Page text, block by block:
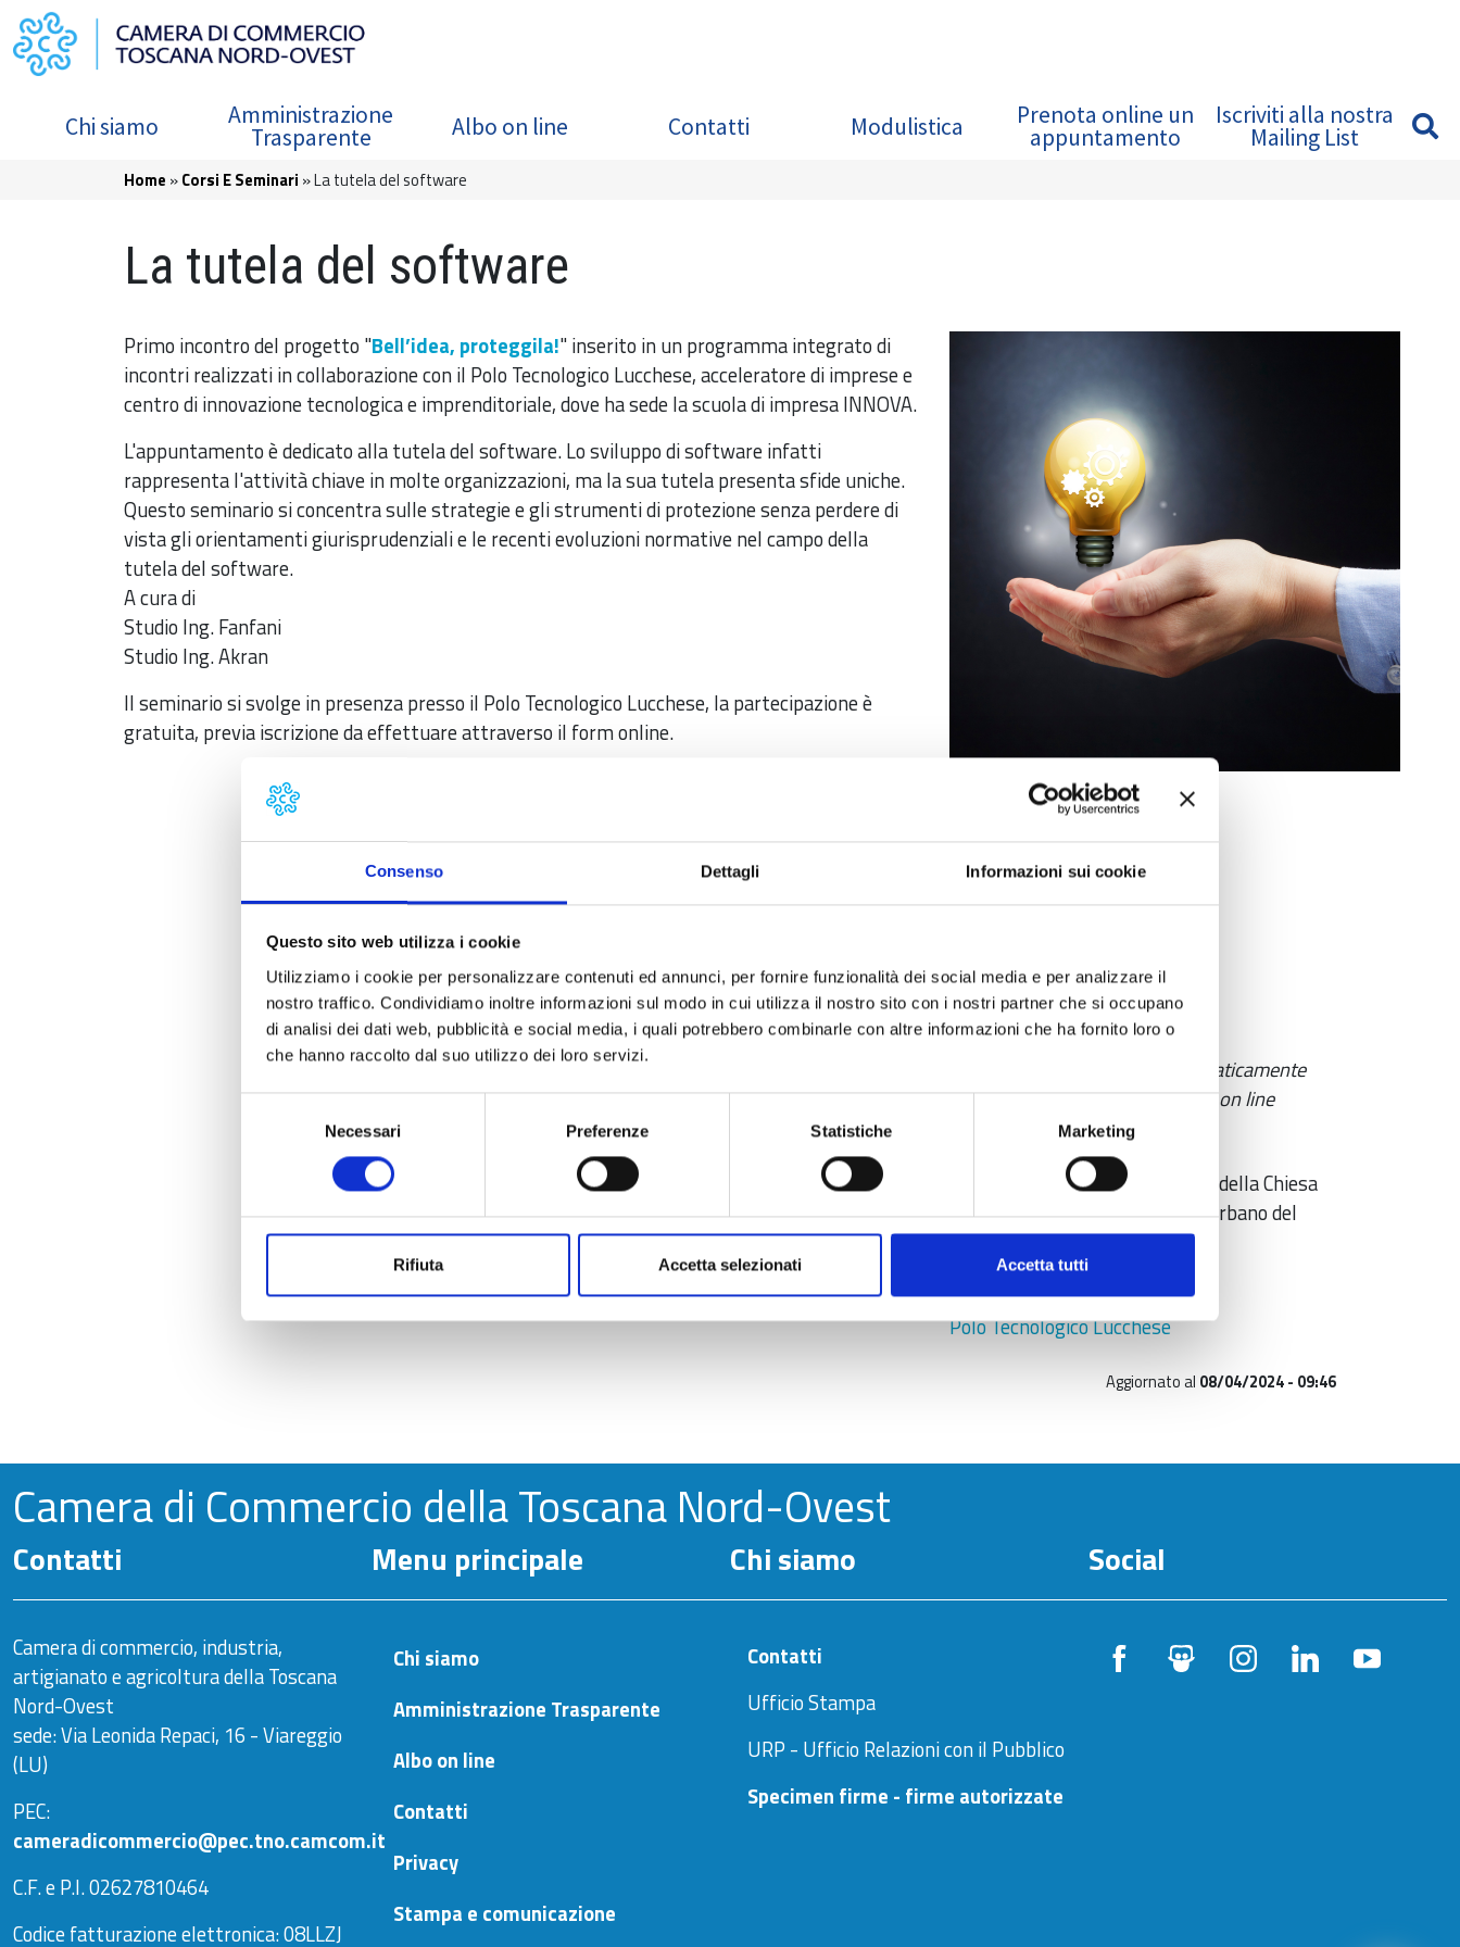
Consenso Dettagli Informazioni sui cookie
Questo sito web utilizza i cookie
Utilizziamo i cookie per personalizzare contenuti ed annunci, per fornire funzionalità dei social media e per analizzare il
nostro traffico. Condividiamo inoltre informazioni sul modo in cui utilizza il nostro sito con i nostri partner che si occupano
di analisi dei dati web, pubblicità e social media, i quali potrebbero combinarle con altre informazioni che ha fornito loro o
che hanno raccolto dal suo utilizzo dei loro servizi.
Necessari Preferenze Statistiche Marketing
Rifiuta Accetta selezionati Accetta tutti
Salta al contenuto principale
Navigazione principale
Chi siamo Amministrazione
Trasparente Albo on line Contatti Modulistica Prenota online un
appuntamento
Iscriviti alla nostra
Mailing List
Briciole di pane
Home Corsi E Seminari La tutela del software
La tutela del software
Primo incontro del progetto "Bell’idea, proteggila!" inserito in un programma integrato di
incontri realizzati in collaborazione con il Polo Tecnologico Lucchese, acceleratore di imprese e
centro di innovazione tecnologica e imprenditoriale, dove ha sede la scuola di impresa INNOVA.
L'appuntamento è dedicato alla tutela del software. Lo sviluppo di software infatti
rappresenta l'attività chiave in molte organizzazioni, ma la sua tutela presenta sfide uniche.
Questo seminario si concentra sulle strategie e gli strumenti di protezione senza perdere di
vista gli orientamenti giurisprudenziali e le recenti evoluzioni normative nel campo della
tutela del software.
A cura di
Studio Ing. Fanfani
Studio Ing. Akran
Il seminario si svolge in presenza presso il Polo Tecnologico Lucchese, la partecipazione è
gratuita, previa iscrizione da effettuare attraverso il form online.
Periodo di svolgimento
11 aprile 2024
Orario
Evento Gratuito
Iscrizioni
Le iscrizioni si intendono automaticamente
registrate con l'invio del modulo on line
Polo Tecnologico Lucchese - Via della Chiesa
XXXII trav. I n. 231 loc, 55100 Sorbano del
Vescovo LU
Segreteria organizzativa
Polo Tecnologico Lucchese
Aggiornato al 08/04/2024 - 09:46
Camera di Commercio della Toscana Nord-Ovest
Contatti
Camera di commercio, industria,
artigianato e agricoltura della Toscana
Nord-Ovest
sede: Via Leonida Repaci, 16 - Viareggio
(LU)
PEC:
cameradicommercio@pec.tno.camcom.it
C.F. e P.I. 02627810464
Codice fatturazione elettronica: 08LLZJ
Menu principale
Chi siamo
Amministrazione Trasparente
Albo on line
Contatti
Privacy
Stampa e comunicazione
Chi siamo
Contatti
Ufficio Stampa
URP - Ufficio Relazioni con il Pubblico
Specimen firme - firme autorizzate
Social